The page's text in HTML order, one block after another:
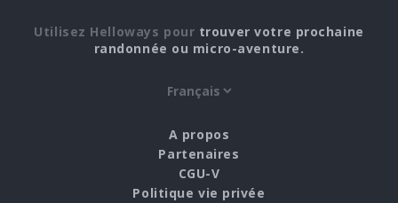
Utilisez Helloways pour trouver votre prochaine
randonnée ou micro-aventure.
A propos
Partenaires
CGU-V
Politique vie privée